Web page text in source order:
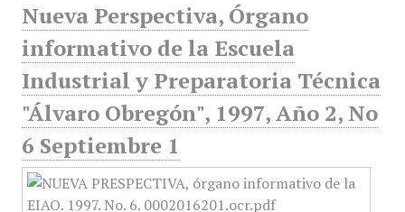
Nueva Perspectiva, Órgano
informativo de la Escuela
Industrial y Preparatoria Técnica
"Álvaro Obregón", 1997, Año 2, No
6 Septiembre 1